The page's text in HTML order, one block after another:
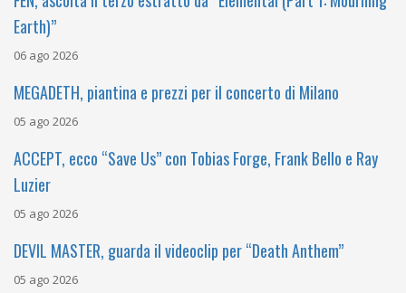
Earth)”
06 ago 2026
MEGADETH, piantina e prezzi per il concerto di Milano
05 ago 2026
ACCEPT, ecco “Save Us” con Tobias Forge, Frank Bello e Ray
Luzier
05 ago 2026
DEVIL MASTER, guarda il videoclip per “Death Anthem”
05 ago 2026